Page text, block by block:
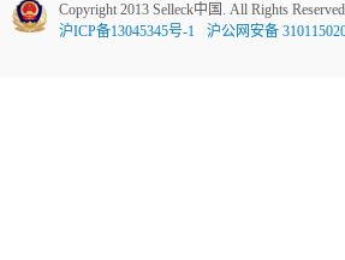
Copyright 2013 Selleck中国. All Rights
沪ICP备13045345号-1
沪公网安备